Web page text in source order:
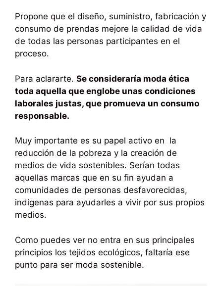
Propone que el diseño, suministro, fabricación y
consumo de prendas mejore la calidad de vida
de todas las personas participantes en el
proceso.
Para aclararte. Se consideraría moda ética
toda aquella que englobe unas condiciones
laborales justas, que promueva un consumo
responsable.
Muy importante es su papel activo en la
reducción de la pobreza y la creación de
medios de vida sostenibles. Serían todas
aquellas marcas que en su fin ayudan a
comunidades de personas desfavorecidas,
indigenas para ayudarles a vivir por sus propios
medios.
Como puedes ver no entra en sus principales
principios los tejidos ecológicos, faltaría ese
punto para ser moda sostenible.